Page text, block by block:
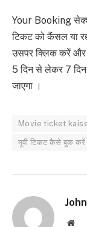
Your Booking
टिकट को कैंसल या
उसपर क्लिक करें
5 दिन से लेकर 7
जाएगा ।
Movie ticket
मूवी टिकट कैसे बुक करें
John